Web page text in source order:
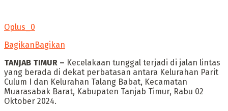
Oplus_0
BagikanBagikan
TANJAB TIMUR – Kecelakaan tunggal terjadi di jalan lintas
yang berada di dekat perbatasan antara Kelurahan Parit
Culum I dan Kelurahan Talang Babat, Kecamatan
Muarasabak Barat, Kabupaten Tanjab Timur, Rabu 02
Oktober 2024.